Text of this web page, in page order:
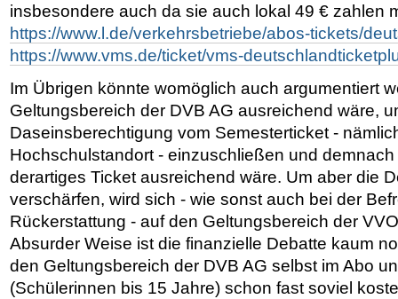
insbesondere auch da sie auch lokal 49 € zahlen
https://www.l.de/verkehrsbetriebe/abos-tickets/
https://www.vms.de/ticket/vms-
Im Übrigen könnte womöglich auch argumentiert
Geltungsbereich der DVB AG ausreichend wäre,
Daseinsberechtigung vom Semesterticket -
Hochschulstandort - einzuschließen und
derartiges Ticket ausreichend wäre. Um aber die
verschärfen, wird sich - wie sonst auch bei der
Rückerstattung - auf den Geltungsbereich der
Absurder Weise ist die finanzielle Debatte kaum
den Geltungsbereich der DVB AG selbst im Abo
(Schülerinnen bis 15 Jahre) schon fast soviel